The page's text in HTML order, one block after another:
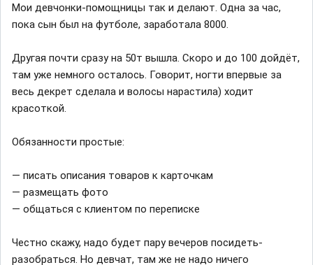
Мои девчонки-помощницы так и делают. Одна за час,
пока сын был на футболе, заработала 8000.
Другая почти сразу на 50т вышла. Скоро и до 100 дойдёт,
там уже немного осталось. Говорит, ногти впервые за
весь декрет сделала и волосы нарастила) ходит
красоткой.
Обязанности простые:
— писать описания товаров к карточкам
— размещать фото
— общаться с клиентом по переписке
Честно скажу, надо будет пару вечеров посидеть-
разобраться. Но девчат, там же не надо ничего